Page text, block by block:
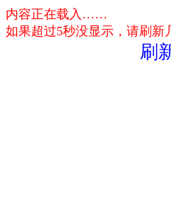
内容正在载入……
如果超过5秒没显示，请刷新
刷